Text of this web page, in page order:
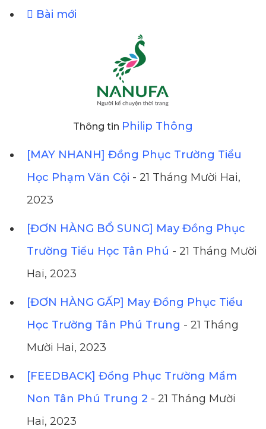
Bài mới
Thông tin Philip Thông
[MAY NHANH] Đồng Phục Trường Tiểu
Học Phạm Văn Cội - 21 Tháng Mười Hai,
2023
[ĐƠN HÀNG BỔ SUNG] May Đồng Phục
Trường Tiểu Học Tân Phú - 21 Tháng Mười
Hai, 2023
[ĐƠN HÀNG GẤP] May Đồng Phục Tiểu
Học Trường Tân Phú Trung - 21 Tháng
Mười Hai, 2023
[FEEDBACK] Đồng Phục Trường Mầm
Non Tân Phú Trung 2 - 21 Tháng Mười
Hai, 2023